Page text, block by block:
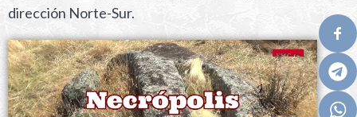
dirección Norte-Sur.